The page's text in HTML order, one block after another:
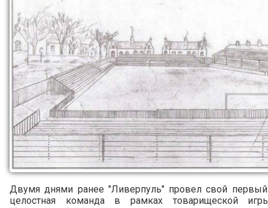
Двумя днями ранее "Ливерпуль" провел свой
целостная команда в рамках товарищеской